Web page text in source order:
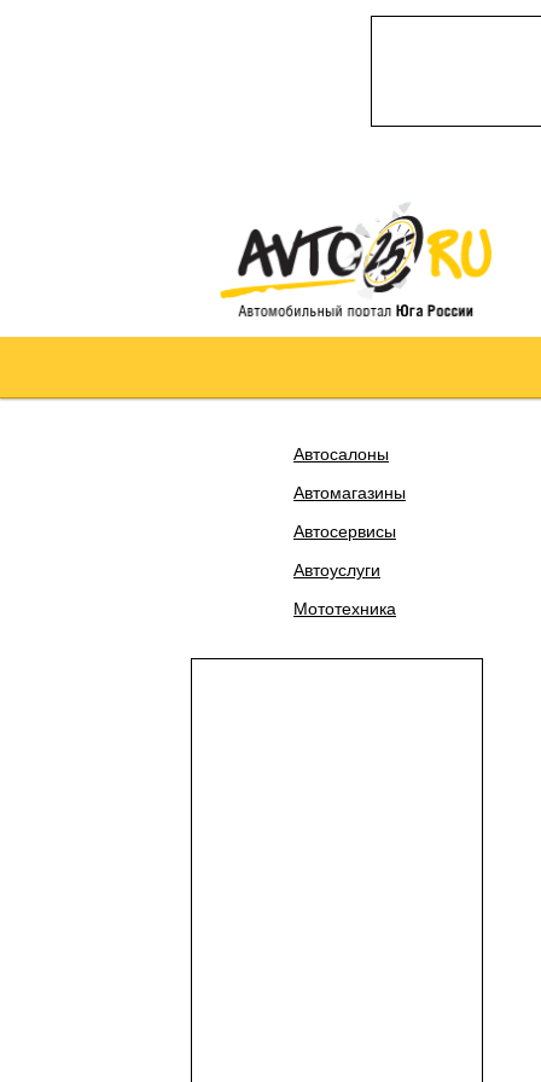
Автосалоны
Автомагазины
Автосервисы
Автоуслуги
Мототехника